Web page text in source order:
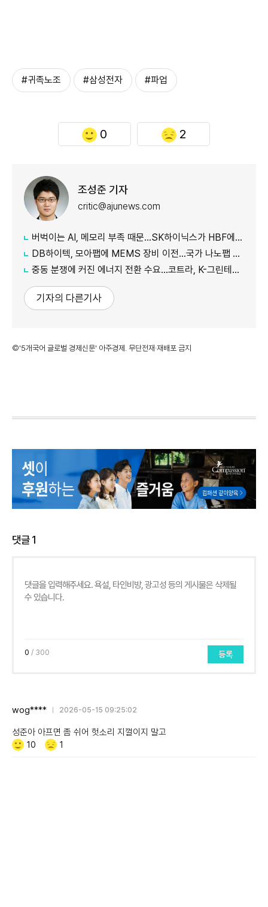
#귀족노조 #삼성전자 #파업
0 2
조성준 기자
critic@ajunews.com
버벅이는 AI, 메모리 부족 때문…SK하이닉스가 HBF에 집중하는 이유
DB하이텍, 모아팹에 MEMS 장비 이전…국가 나노팹 공정 지원
중동 분쟁에 커진 에너지 전환 수요…코트라, K-그린테크 수출길 넓힌다
기자의 다른기사
©'5개국어 글로벌 경제신문' 아주경제. 무단전재·재배포 금지
댓글1
0 / 300 등록
wog**** 2026-05-15 09:25:02
성준아 아프면 좀 쉬어 헛소리 지껄이지 말고
Like/Dislike
공
10
비
1